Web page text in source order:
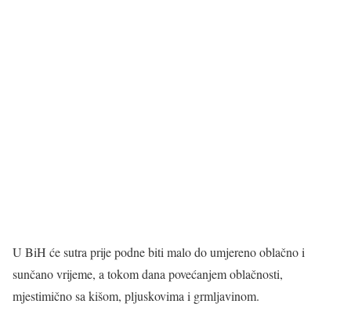
U BiH će sutra prije podne biti malo do umjereno oblačno i
sunčano vrijeme, a tokom dana povećanjem oblačnosti,
mjestimično sa kišom, pljuskovima i grmljavinom.